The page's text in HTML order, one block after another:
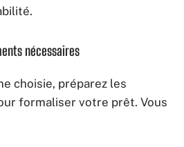
nécessaires
choisie, préparez les
formaliser votre prêt. Vous